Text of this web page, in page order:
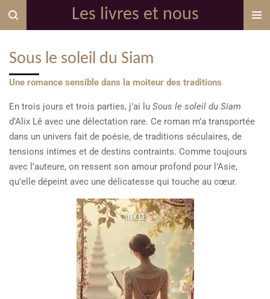
Passer
au
principal
Les livres et nous
Sous le soleil du Siam
Une romance sensible dans la moiteur des traditions
En trois jours et trois parties, j’ai lu Sous le soleil du Siam
d’Alix Lê avec une délectation rare. Ce roman m’a transportée
dans un univers fait de poésie, de traditions séculaires, de
tensions intimes et de destins contraints. Comme toujours
avec l’auteure, on ressent son amour profond pour l’Asie,
qu’elle dépeint avec une délicatesse qui touche au cœur.